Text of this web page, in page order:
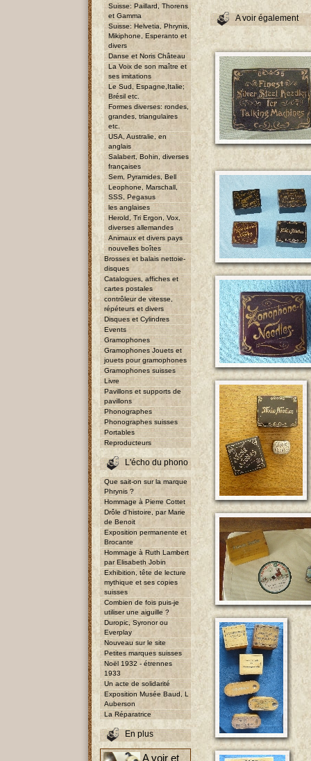
Suisse: Paillard, Thorens
et Gamma
Suisse: Helvetia, Phrynis,
Mikiphone, Esperanto et
divers
Danse et Noris Château
La Voix de son maître et
ses imitations
Le Sud, Espagne,Italie;
Brésil etc.
Formes diverses: rondes,
grandes, triangulaires
etc.
USA, Australie, en
anglais
Salabert, Bohin, diverses
françaises
Sem, Pyramides, Bell
Leophone, Marschall,
SSS, Pegasus
les anglaises
Herold, Tri Ergon, Vox,
diverses allemandes
Animaux et divers pays
nouvelles boîtes
Brosses et balais nettoie-
disques
Catalogues, affiches et
cartes postales
contrôleur de vitesse,
répéteurs et divers
Disques et Cylindres
Events
Gramophones
Gramophones Jouets et
jouets pour gramophones
Gramophones suisses
Livre
Pavillons et supports de
pavillons
Phonographes
Phonographes suisses
Portables
Reproducteurs
L'écho du phono
Que sait-on sur la marque
Phrynis ?
Hommage à Pierre Cottet
Drôle d'histoire, par Marie
de Benoit
Exposition permanente et
Brocante
Hommage à Ruth Lambert
par Elisabeth Jobin
Exhibition, tête de lecture
mythique et ses copies
suisses
Combien de fois puis-je
utiliser une aiguille ?
Duropic, Syronor ou
Everplay
Nouveau sur le site
Petites marques suisses
Noël 1932 - étrennes
1933
Un acte de solidarité
Exposition Musée Baud, L
Auberson
La Réparatrice
En plus
A voir et
A voir également